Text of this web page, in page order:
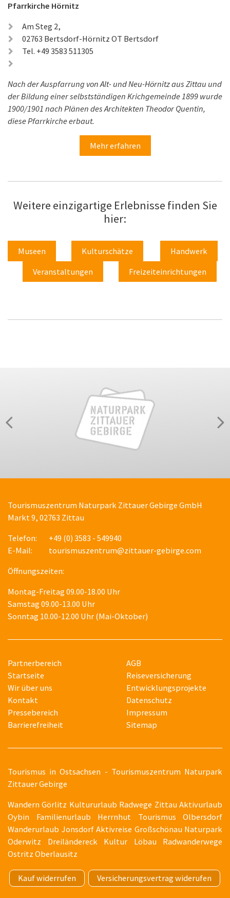
Pfarrkirche Hörnitz
Am Steg 2,
02763 Bertsdorf-Hörnitz OT Bertsdorf
Tel. +49 3583 511305
Nach der Auspfarrung von Alt- und Neu-Hörnitz aus Zittau und
der Bildung einer selbstständigen Krichgemeinde 1899 wurde
1900/1901 nach Plänen des Architekten Theodor Quentin,
diese Pfarrkirche erbaut.
Mehr erfahren
Weitere einzigartige Erlebnisse finden Sie
hier:
Museen Kulturschätze
Handwerk
Veranstaltungen
Freizeiteinrichtungen
Tourismuszentrum Naturpark Zittauer Gebirge GmbH
Markt 9, 02763 Zittau
Telefon:
+49 (0) 3583 - 549940
E-Mail:
tourismuszentrum@zittauer-gebirge.com
Öffnungszeiten:
Montag-Freitag 09.00-18.00 Uhr
Samstag 09.00-13.00 Uhr
Sonntag 10.00-12.00 Uhr (Mai-Oktober)
Partnerbereich
Startseite
Wir über uns
Kontakt
Pressebereich
Barrierefreiheit
AGB
Reiseversicherung
Entwicklungsprojekte
Datenschutz
Impressum
Sitemap
Tourismus in Ostsachsen - Tourismuszentrum Naturpark
Zittauer Gebirge
Wandern Görlitz Kultururlaub Radwege Zittau Aktivurlaub
Oybin Familienurlaub Herrnhut Tourismus Olbersdorf
Wanderurlaub Jonsdorf Aktivreise Großschönau Naturpark
Oderwitz Dreiländereck Kultur Löbau Radwanderwege
Ostritz Oberlausitz
Kauf widerrufen Versicherungsvertrag widerufen